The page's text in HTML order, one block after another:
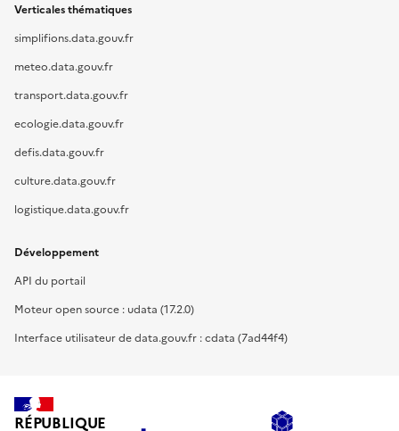
Verticales thématiques
simplifions.data.gouv.fr
meteo.data.gouv.fr
transport.data.gouv.fr
ecologie.data.gouv.fr
defis.data.gouv.fr
culture.data.gouv.fr
logistique.data.gouv.fr
Développement
API du portail
Moteur open source : udata (17.2.0)
Interface utilisateur de data.gouv.fr : cdata (7ad44f4)
RÉPUBLIQUE